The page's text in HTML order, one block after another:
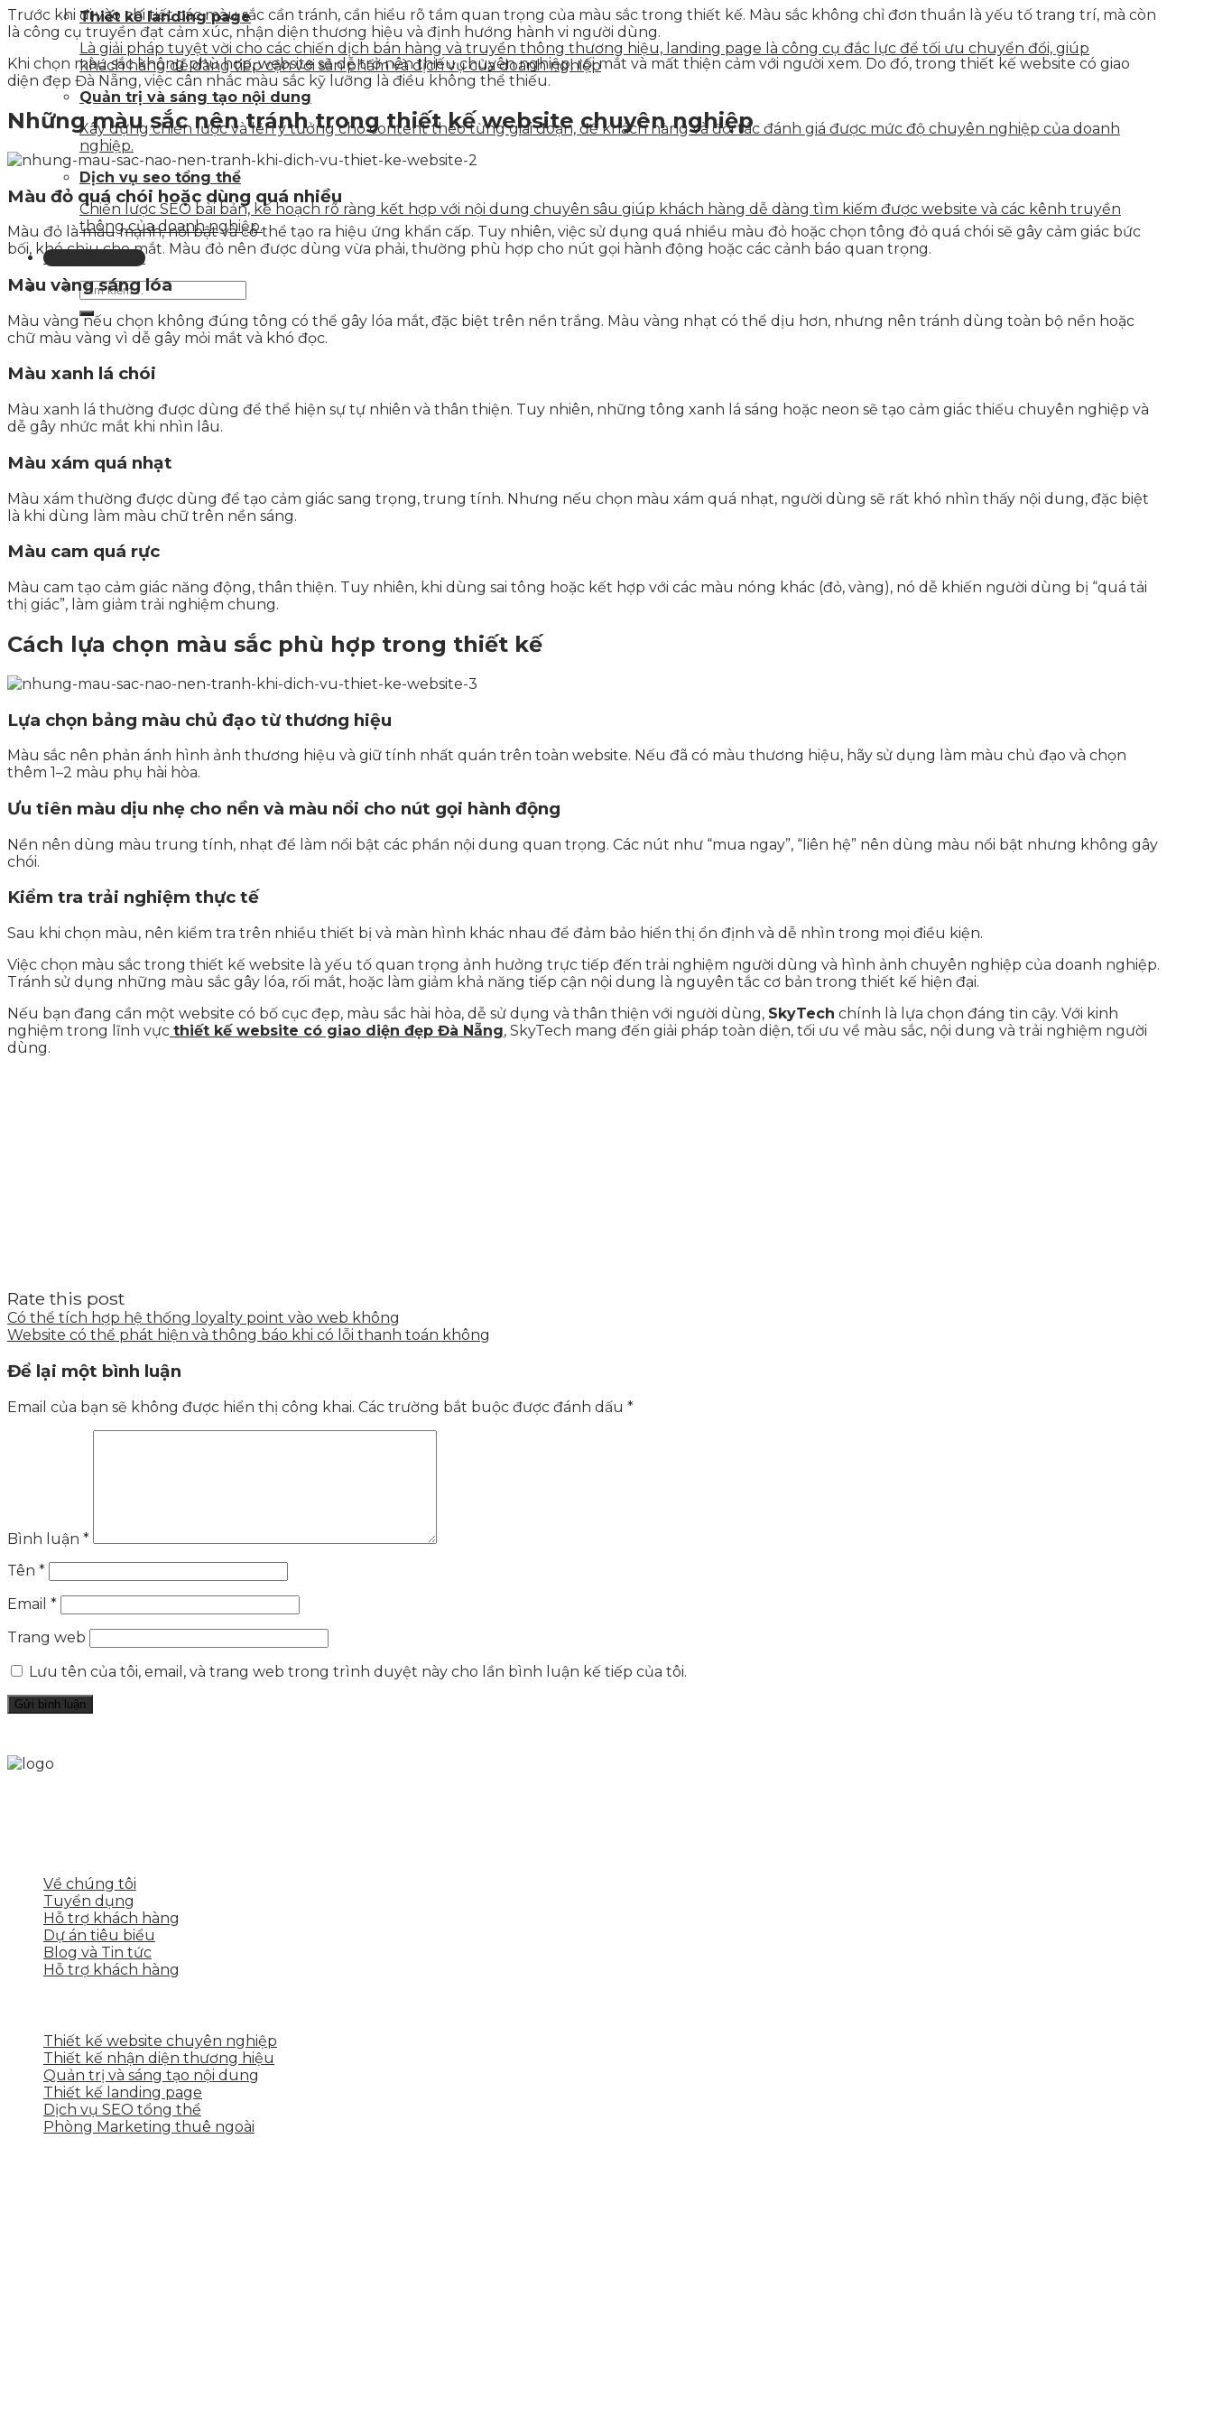
Thiết kế landing page
Là giải pháp tuyệt vời cho các chiến dịch bán hàng và truyền thông thương hiệu, landing page là công cụ đắc lực để tối ưu chuyển đổi, giúp
khách hàng dễ dàng tiếp cận với sản phẩm và dịch vụ của doanh nghiệp
Quản trị và sáng tạo nội dung
Xây dựng chiến lược và lên ý tưởng cho content theo từng giai đoạn, để khách hàng và đối tác đánh giá được mức độ chuyên nghiệp của doanh
nghiệp.
Dịch vụ seo tổng thể
Chiến lược SEO bài bản, kế hoạch rõ ràng kết hợp với nội dung chuyên sâu giúp khách hàng dễ dàng tìm kiếm được website và các kênh truyền
thông của doanh nghiệp.
Liên hệ tư vấn
Trước khi đi vào chi tiết các màu sắc cần tránh, cần hiểu rõ tầm quan trọng của màu sắc trong thiết kế. Màu sắc không chỉ đơn thuần là yếu tố trang trí, mà còn
là công cụ truyền đạt cảm xúc, nhận diện thương hiệu và định hướng hành vi người dùng.
Khi chọn màu sắc không phù hợp, website sẽ dễ trở nên thiếu chuyên nghiệp, rối mắt và mất thiện cảm với người xem. Do đó, trong thiết kế website có giao
diện đẹp Đà Nẵng, việc cân nhắc màu sắc kỹ lưỡng là điều không thể thiếu.
Những màu sắc nên tránh trong thiết kế website chuyên nghiệp
Màu đỏ quá chói hoặc dùng quá nhiều
Màu đỏ là màu mạnh, nổi bật và có thể tạo ra hiệu ứng khẩn cấp. Tuy nhiên, việc sử dụng quá nhiều màu đỏ hoặc chọn tông đỏ quá chói sẽ gây cảm giác bức
bối, khó chịu cho mắt. Màu đỏ nên được dùng vừa phải, thường phù hợp cho nút gọi hành động hoặc các cảnh báo quan trọng.
Màu vàng sáng lóa
Màu vàng nếu chọn không đúng tông có thể gây lóa mắt, đặc biệt trên nền trắng. Màu vàng nhạt có thể dịu hơn, nhưng nên tránh dùng toàn bộ nền hoặc
chữ màu vàng vì dễ gây mỏi mắt và khó đọc.
Màu xanh lá chói
Màu xanh lá thường được dùng để thể hiện sự tự nhiên và thân thiện. Tuy nhiên, những tông xanh lá sáng hoặc neon sẽ tạo cảm giác thiếu chuyên nghiệp và
dễ gây nhức mắt khi nhìn lâu.
Màu xám quá nhạt
Màu xám thường được dùng để tạo cảm giác sang trọng, trung tính. Nhưng nếu chọn màu xám quá nhạt, người dùng sẽ rất khó nhìn thấy nội dung, đặc biệt
là khi dùng làm màu chữ trên nền sáng.
Màu cam quá rực
Màu cam tạo cảm giác năng động, thân thiện. Tuy nhiên, khi dùng sai tông hoặc kết hợp với các màu nóng khác (đỏ, vàng), nó dễ khiến người dùng bị “quá tải
thị giác”, làm giảm trải nghiệm chung.
Cách lựa chọn màu sắc phù hợp trong thiết kế
Lựa chọn bảng màu chủ đạo từ thương hiệu
Màu sắc nên phản ánh hình ảnh thương hiệu và giữ tính nhất quán trên toàn website. Nếu đã có màu thương hiệu, hãy sử dụng làm màu chủ đạo và chọn
thêm 1–2 màu phụ hài hòa.
Ưu tiên màu dịu nhẹ cho nền và màu nổi cho nút gọi hành động
Nền nên dùng màu trung tính, nhạt để làm nổi bật các phần nội dung quan trọng. Các nút như “mua ngay”, “liên hệ” nên dùng màu nổi bật nhưng không gây
chói.
Kiểm tra trải nghiệm thực tế
Sau khi chọn màu, nên kiểm tra trên nhiều thiết bị và màn hình khác nhau để đảm bảo hiển thị ổn định và dễ nhìn trong mọi điều kiện.
Việc chọn màu sắc trong thiết kế website là yếu tố quan trọng ảnh hưởng trực tiếp đến trải nghiệm người dùng và hình ảnh chuyên nghiệp của doanh nghiệp.
Tránh sử dụng những màu sắc gây lóa, rối mắt, hoặc làm giảm khả năng tiếp cận nội dung là nguyên tắc cơ bản trong thiết kế hiện đại.
Nếu bạn đang cần một website có bố cục đẹp, màu sắc hài hòa, dễ sử dụng và thân thiện với người dùng, SkyTech chính là lựa chọn đáng tin cậy. Với kinh
nghiệm trong lĩnh vực thiết kế website có giao diện đẹp Đà Nẵng, SkyTech mang đến giải pháp toàn diện, tối ưu về màu sắc, nội dung và trải nghiệm người
dùng.
Rate this post
Có thể tích hợp hệ thống loyalty point vào web không
Website có thể phát hiện và thông báo khi có lỗi thanh toán không
Để lại một bình luận
Email của bạn sẽ không được hiển thị công khai. Các trường bắt buộc được đánh dấu *
Bình luận *
Tên *
Email *
Trang web
Lưu tên của tôi, email, và trang web trong trình duyệt này cho lần bình luận kế tiếp của tôi.
Về chúng tôi
Tuyển dụng
Hỗ trợ khách hàng
Dự án tiêu biểu
Blog và Tin tức
Hỗ trợ khách hàng
Thiết kế website chuyên nghiệp
Thiết kế nhận diện thương hiệu
Quản trị và sáng tạo nội dung
Thiết kế landing page
Dịch vụ SEO tổng thể
Phòng Marketing thuê ngoài